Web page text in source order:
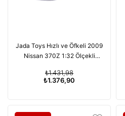
Jada Toys Hızlı ve Öfkeli 2009
Nissan 370Z 1:32 Ölçekli
₺1.376,90
₺1.431,98